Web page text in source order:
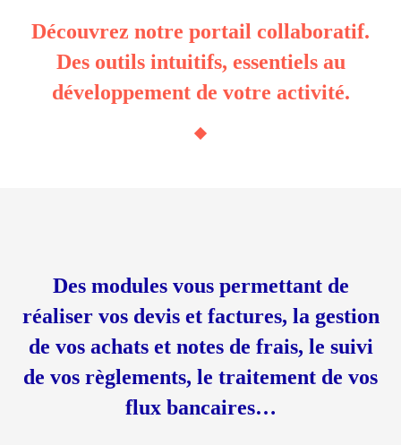
Découvrez notre portail collaboratif.
Des outils intuitifs, essentiels au
développement de votre activité.
Des modules vous permettant de
réaliser vos devis et factures, la gestion
de vos achats et notes de frais, le suivi
de vos règlements, le traitement de vos
flux bancaires…